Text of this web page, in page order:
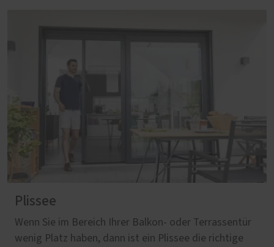
Plissee
Wenn Sie im Bereich Ihrer Balkon- oder Terrassentür
wenig Platz haben, dann ist ein Plissee die richtige